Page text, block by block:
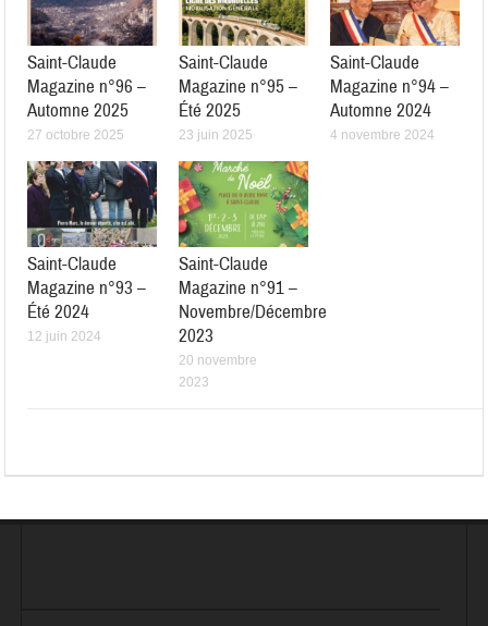
Saint-Claude
Magazine n°96 –
Automne 2025
27 octobre 2025
Saint-Claude
Magazine n°95 –
Été 2025
23 juin 2025
Saint-Claude
Magazine n°94 –
Automne 2024
4 novembre 2024
Saint-Claude
Magazine n°93 –
Été 2024
12 juin 2024
Saint-Claude
Magazine n°91 –
Novembre/Décembre
2023
20 novembre
2023